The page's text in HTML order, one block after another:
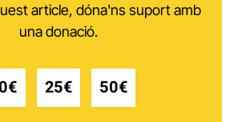
article, dóna'ns suport amb
una donació.
25€ 50€